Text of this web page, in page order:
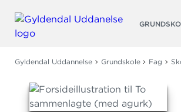
Gyldendal Uddannelse Grundskole Fag